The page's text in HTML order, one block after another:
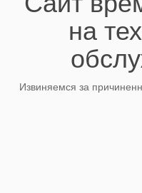
на
Извиняемся за